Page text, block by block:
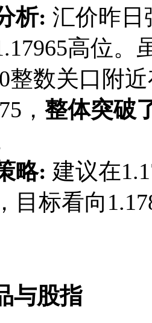
析: 汇价昨
高位。
整数关口附
， 整体突破
略: 建议在
目标看向
与股指